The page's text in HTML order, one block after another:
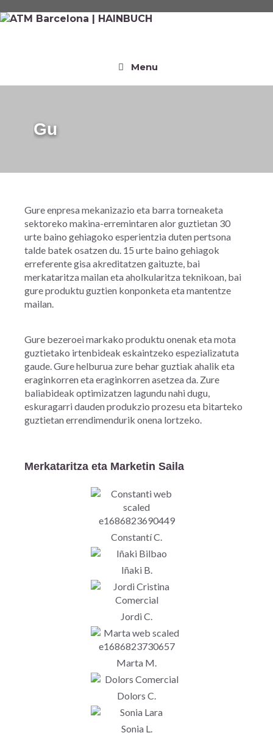
Menu
Gu
Gure enpresa mekanizazio eta barra torneaketa
sektoreko makina-erremintaren alor guztietan 30
urte baino gehiagoko esperientzia duten pertsona
talde batek osatzen du. 15 urte baino gehiagok
erreferente gisa akreditatzen gaituzte, bai
merkataritza mailan eta aholkularitza teknikoan, bai
gure produktu guztien konponketa eta mantentze
mailan.
Gure bezeroei markako produktu onenak eta mota
guztietako irtenbideak eskaintzeko espezializatuta
gaude. Gure helburua zure behar guztiak ahalik eta
eraginkorren eta eraginkorren asetzea da. Zure
baliabideak optimizatzen lagundu nahi dugu,
eskuragarri dauden produkzio prozesu eta bitarteko
guztietan errendimendurik onena lortzeko.
Merkataritza eta Marketin Saila
Constantí C.
Iñaki B.
Jordi C.
Marta M.
Dolors C.
Sonia L.